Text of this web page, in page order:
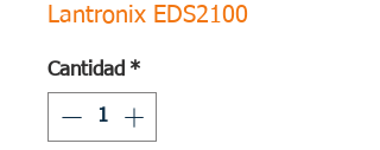
Lantronix EDS2100
Cantidad *